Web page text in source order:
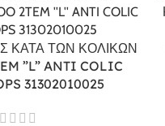
ΚΑΤΑ ΤΩΝ ΚΟΛΙΚΩΝ
”L” ANTI COLIC
31302010025